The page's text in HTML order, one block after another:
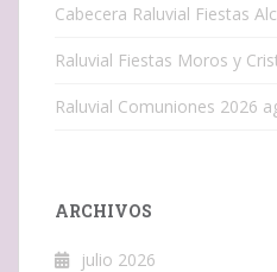
Cabecera Raluvial Fiestas
Raluvial Fiestas Moros y
Raluvial Comuniones 2026
ARCHIVOS
julio 2026